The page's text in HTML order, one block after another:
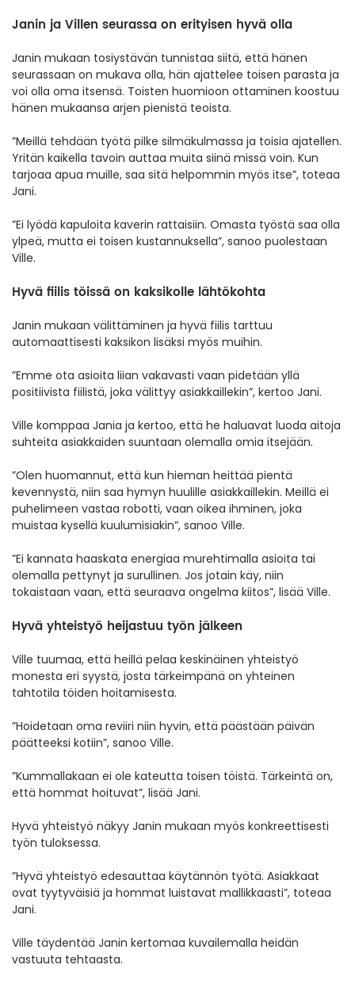
Janin ja Villen seurassa on erityisen hyvä olla
Janin mukaan tosiystävän tunnistaa siitä, että hänen
seurassaan on mukava olla, hän ajattelee toisen parasta ja
voi olla oma itsensä. Toisten huomioon ottaminen koostuu
hänen mukaansa arjen pienistä teoista.
”Meillä tehdään työtä pilke silmäkulmassa ja toisia ajatellen.
Yritän kaikella tavoin auttaa muita siinä missä voin. Kun
tarjoaa apua muille, saa sitä helpommin myös itse”, toteaa
Jani.
”Ei lyödä kapuloita kaverin rattaisiin. Omasta työstä saa olla
ylpeä, mutta ei toisen kustannuksella”, sanoo puolestaan
Ville.
Hyvä fiilis töissä on kaksikolle lähtökohta
Janin mukaan välittäminen ja hyvä fiilis tarttuu
automaattisesti kaksikon lisäksi myös muihin.
”Emme ota asioita liian vakavasti vaan pidetään yllä
positiivista fiilistä, joka välittyy asiakkaillekin”, kertoo Jani.
Ville komppaa Jania ja kertoo, että he haluavat luoda aitoja
suhteita asiakkaiden suuntaan olemalla omia itsejään.
”Olen huomannut, että kun hieman heittää pientä
kevennystä, niin saa hymyn huulille asiakkaillekin. Meillä ei
puhelimeen vastaa robotti, vaan oikea ihminen, joka
muistaa kysellä kuulumisiakin”, sanoo Ville.
”Ei kannata haaskata energiaa murehtimalla asioita tai
olemalla pettynyt ja surullinen. Jos jotain käy, niin
tokaistaan vaan, että seuraava ongelma kiitos”, lisää Ville.
Hyvä yhteistyö heijastuu työn jälkeen
Ville tuumaa, että heillä pelaa keskinäinen yhteistyö
monesta eri syystä, josta tärkeimpänä on yhteinen
tahtotila töiden hoitamisesta.
”Hoidetaan oma reviiri niin hyvin, että päästään päivän
päätteeksi kotiin”, sanoo Ville.
”Kummallakaan ei ole kateutta toisen töistä. Tärkeintä on,
että hommat hoituvat”, lisää Jani.
Hyvä yhteistyö näkyy Janin mukaan myös konkreettisesti
työn tuloksessa.
”Hyvä yhteistyö edesauttaa käytännön työtä. Asiakkaat
ovat tyytyväisiä ja hommat luistavat mallikkaasti”, toteaa
Jani.
Ville täydentää Janin kertomaa kuvailemalla heidän
vastuuta tehtaasta.